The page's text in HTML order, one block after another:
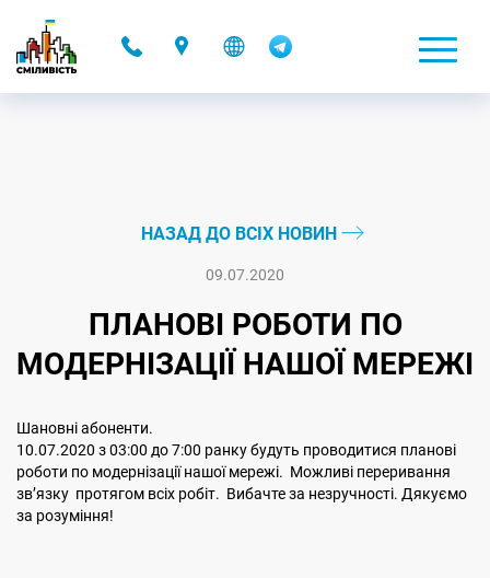
НАЗАД ДО ВСІХ НОВИН
09.07.2020
ПЛАНОВІ РОБОТИ ПО
МОДЕРНІЗАЦІЇ НАШОЇ МЕРЕЖІ
Шановні абоненти.
10.07.2020 з 03:00 до 7:00 ранку будуть проводитися планові
роботи по модернізації нашої мережі. Можливі переривання
звʼязку протягом всіх робіт. Вибачте за незручності. Дякуємо
за розуміння!